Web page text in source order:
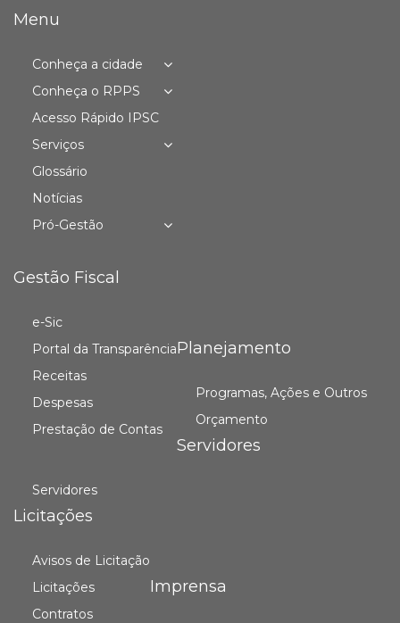
Menu
Conheça a cidade
Conheça o RPPS
Acesso Rápido IPSC
Serviços
Glossário
Notícias
Pró-Gestão
Gestão Fiscal
e-Sic
Portal da Transparência
Receitas
Despesas
Prestação de Contas
Planejamento
Programas, Ações e Outros
Orçamento
Servidores
Servidores
Licitações
Avisos de Licitação
Licitações
Contratos
Imprensa